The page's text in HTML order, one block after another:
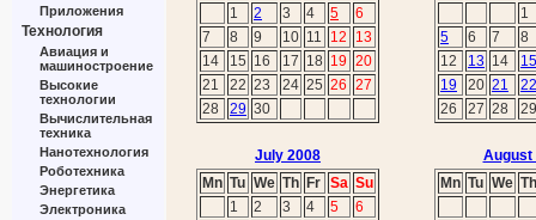
Приложения
Технология
Авиация и
машиностроение
Высокие
технологии
Вычислительная
техника
Нанотехнология
Роботехника
Энергетика
Электроника
1
2 3 4 5
6
7
8 9 10 11 12
13
14
15 16 17 18 19 20
21
22 23 24 25 26 27
28
29 30
1
5
6 7
8
12
13 14
15
19
20 21
22
26
27 28 29
July 2008
Mn Tu We Th Fr Sa Su
1
2 3 4 5
6
August
Mn Tu We Th